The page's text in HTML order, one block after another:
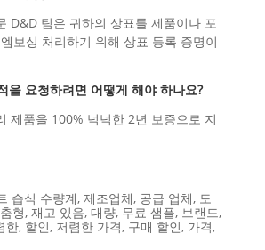
D&D 팀은 귀하의 상표를 제품이나 포
보싱 처리하기 위해 상표 등록 증명이
을 요청하려면 어떻게 해야 하나요?
제품을 100% 넉넉한 2년 보증으로 지
습식 수량계, 제조업체, 공급 업체, 도
형, 재고 있음, 대량, 무료 샘플, 브랜드,
한, 할인, 저렴한 가격, 구매 할인, 가격,